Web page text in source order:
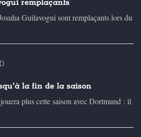
remplaçants
Guilavogui sont remplaçants lors du
la fin de la saison
plus cette saison avec Dortmund : il